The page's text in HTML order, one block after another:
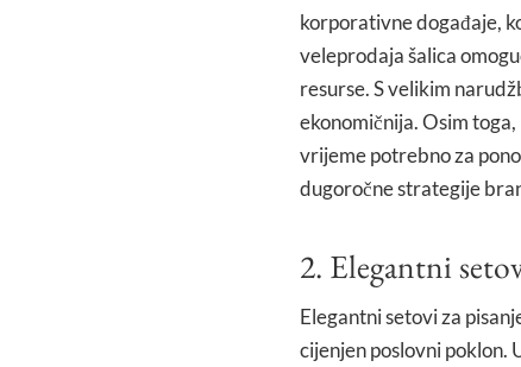
korporativne događaje,
veleprodaja šalica
resurse. S velikim
ekonomičnija. Osim
vrijeme potrebno za
dugoročne strategije
2. Elegantni
Elegantni setovi za
cijenjen poslovni poklon.